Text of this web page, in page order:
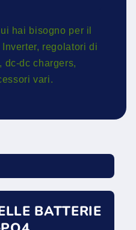
hai bisogno per il
regolatori di
dc-dc chargers,
vari.
BATTERIE